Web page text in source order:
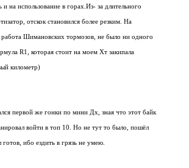
и на использование в горах.Из- за длительного
отскок становился более резким. На
работа Шимановских тормозов, не было ни одного
R1, которая стоит на моем Хт закипала
километр)
первой же гонки по мини Дх, зная что этот байк
войти в топ 10. Но не тут то было, пошёл
ибо ездить в грязь не умею.